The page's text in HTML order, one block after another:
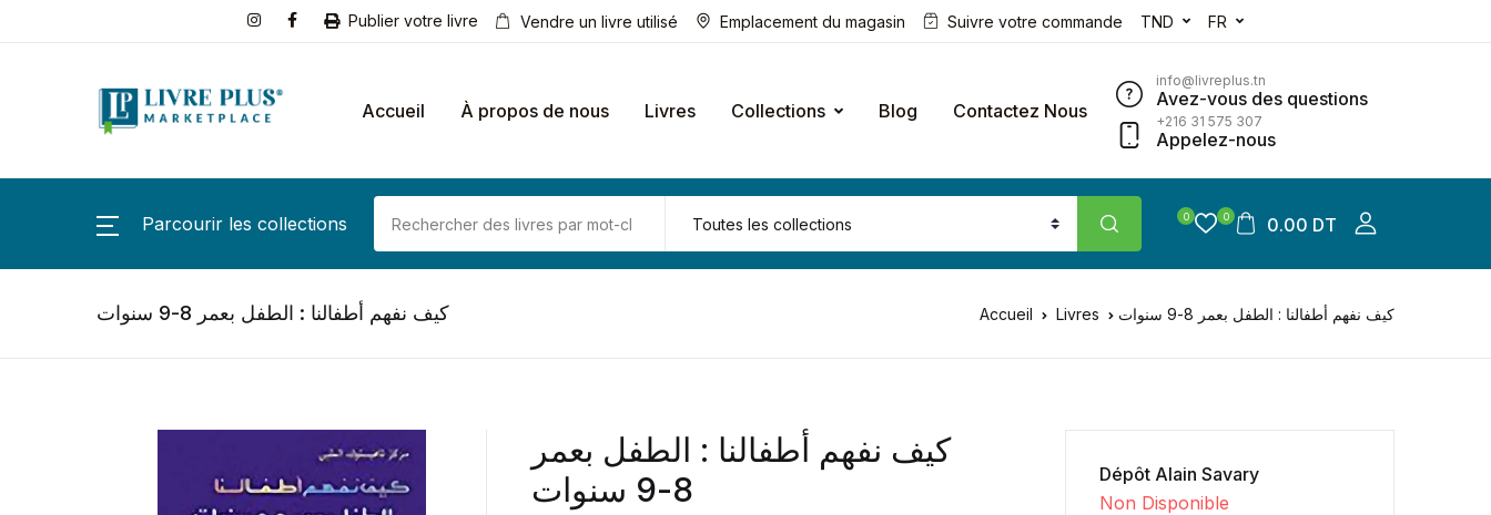
Publier votre livre Vendre un livre utilisé Emplacement du magasin Suivre votre commande TND FR
Accueil À propos de nous Livres Collections Blog Contactez Nous
info@livreplus.tn
Avez-vous des questions
+216 31 575 307
Appelez-nous
Parcourir les collections 0 0 0.00 DT
كيف نفهم أطفالنا : الطفل بعمر 8-9 سنوات Accueil Livres كيف نفهم أطفالنا : الطفل بعمر 8-9 سنوات
كيف نفهم أطفالنا : الطفل بعمر
8-9 سنوات
Dépôt Alain Savary
Non Disponible